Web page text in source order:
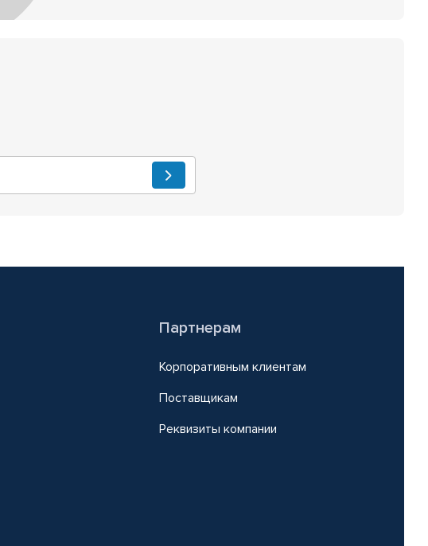
Партнерам
Корпоративным клиентам
Поставщикам
Реквизиты компании